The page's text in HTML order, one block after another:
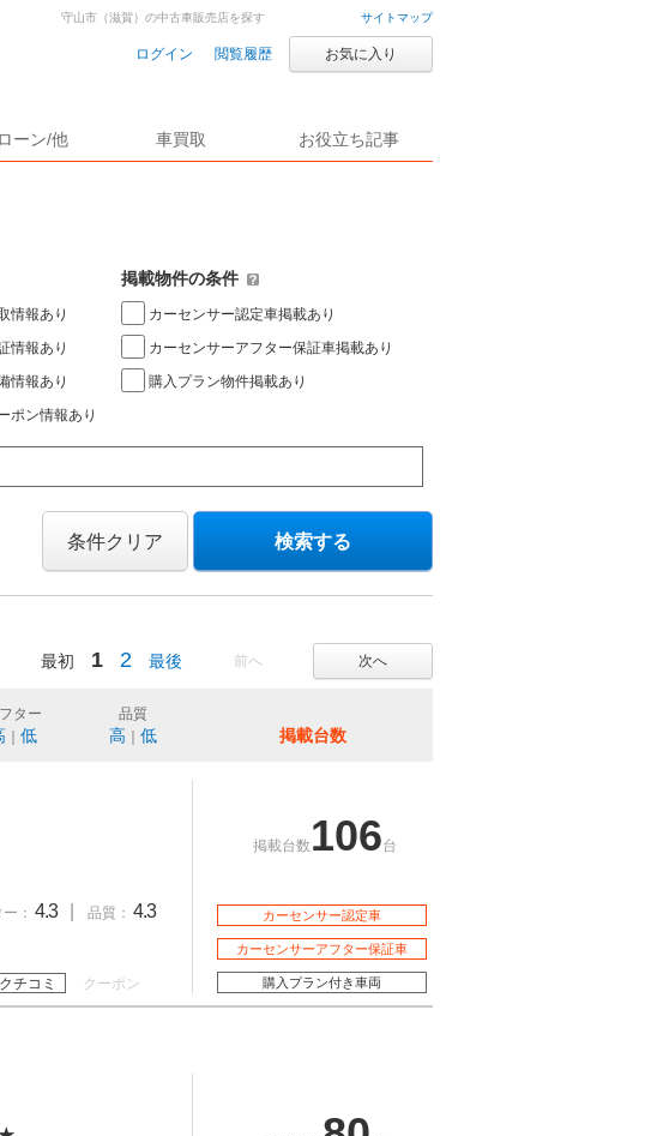
サイトマップ
ログイン 閲覧履歴 お気に入り
ーン/他 車買取 お役立ち記事
守山市（滋賀）の中古車販売店を探す
情報あり
情報あり
情報あり
ポン情報あり
掲載物件の条件
カーセンサー認定車掲載あり
カーセンサーアフター保証車掲載あり
購入プラン物件掲載あり
条件クリア 検索する
前へ 次へ
最初 1 2 最後
ター
低
品質
高 低 掲載台数
： 4.3 品質： 4.3
クチコミ クーポン
掲載台数 106台
カーセンサー認定車
カーセンサーアフター保証車
購入プラン付き車両